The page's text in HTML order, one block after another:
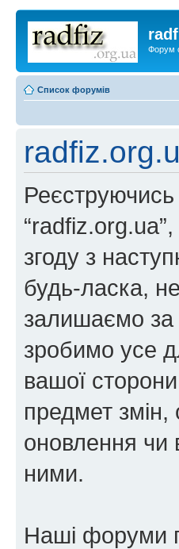
Форум
Список форумів
згоду з
будь-ласка,
залишаємо за
зробимо усе
вашої
предмет змін,
оновлення чи
ними.
Наші форуми